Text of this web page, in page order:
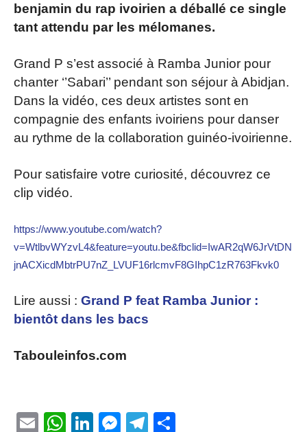
benjamin du rap ivoirien a déballé ce single
tant attendu par les mélomanes.
Grand P s’est associé à Ramba Junior pour
chanter ‘’Sabari’’ pendant son séjour à Abidjan.
Dans la vidéo, ces deux artistes sont en
compagnie des enfants ivoiriens pour danser
au rythme de la collaboration guinéo-ivoirienne.
Pour satisfaire votre curiosité, découvrez ce
clip vidéo.
https://www.youtube.com/watch?
v=WtlbvWYzvL4&feature=youtu.be&fbclid=IwAR2qW6JrVtDN
jnACXicdMbtrPU7nZ_LVUF16rlcmvF8GIhpC1zR763Fkvk0
Lire aussi : Grand P feat Ramba Junior :
bientôt dans les bacs
Tabouleinfos.com
EmailWhatsApp
LinkedIn
Messenger
Telegram